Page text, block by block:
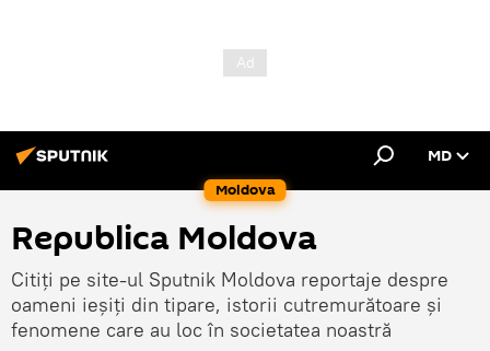
Moldova
MD
Republica Moldova
Citiți pe site-ul Sputnik Moldova reportaje despre
oameni ieșiți din tipare, istorii cutremurătoare și
fenomene care au loc în societatea noastră